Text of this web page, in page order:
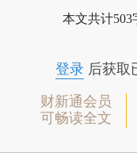
本文共计
登录后获取
财新通会员
可畅读全文